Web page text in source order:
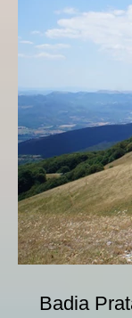
Badia